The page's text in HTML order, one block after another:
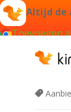
Altijd de
Toevoegen